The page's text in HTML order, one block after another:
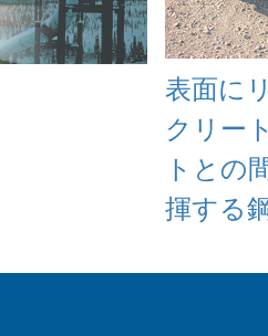
表面に
クリー
トとの
揮する